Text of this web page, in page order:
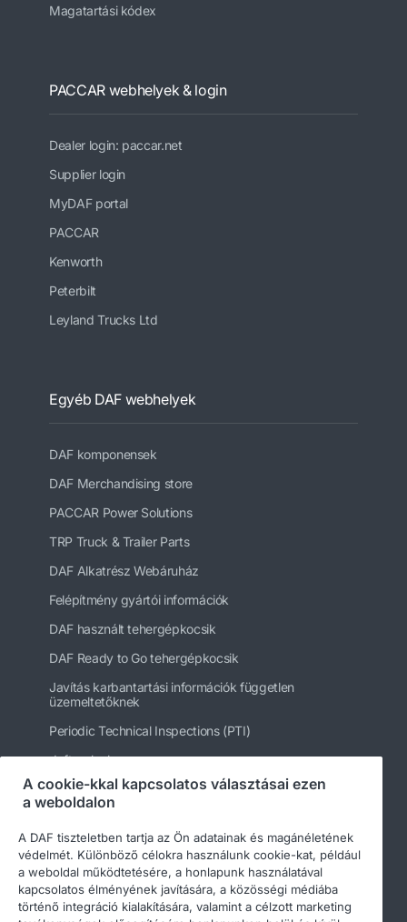
Magatartási kódex
PACCAR webhelyek & login
Dealer login: paccar.net
Supplier login
MyDAF portal
PACCAR
Kenworth
Peterbilt
Leyland Trucks Ltd
Egyéb DAF webhelyek
DAF komponensek
DAF Merchandising store
PACCAR Power Solutions
TRP Truck & Trailer Parts
DAF Alkatrész Webáruház
Felépítmény gyártói információk
DAF használt tehergépkocsik
DAF Ready to Go tehergépkocsik
Javítás karbantartási információk független
üzemeltetőknek
Periodic Technical Inspections (PTI)
daftrucks.hu
Egyéb DAF webhelyek
A cookie-kkal kapcsolatos választásai ezen
a weboldalon
A DAF tiszteletben tartja az Ön adatainak és magánéletének
védelmét. Különböző célokra használunk cookie-kat, például
a weboldal működtetésére, a honlapunk használatával
kapcsolatos élményének javítására, a közösségi médiába
történő integráció kialakítására, valamint a célzott marketing